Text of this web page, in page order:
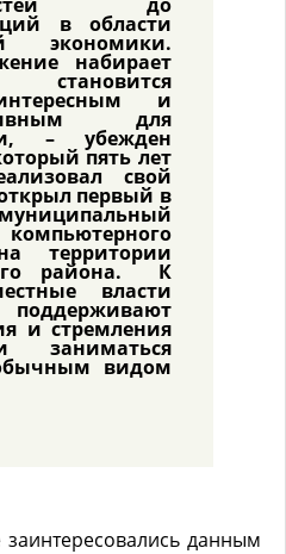
в области
экономики.
набирает
становится
и
для
– убежден
пять лет
свой
первый в
территории
района. К
власти
поддерживают
и стремления
заниматься
видом
данным